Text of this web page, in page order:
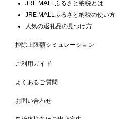
JRE MALLふるさと納税とは
JRE MALLふるさと納税の使い方
人気の返礼品の見つけ方
控除上限額シミュレーション
ご利用ガイド
よくあるご質問
お問い合わせ